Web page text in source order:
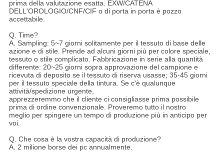
prima della valutazione esatta. EXW/CATENA
DELL'OROLOGIO/CNF/CIF o di porta in porta è pozzo
accettabile.
Q. Time?
A. Sampling: 5~7 giorni solitamente per il tessuto di base delle
azione e di stile. Prende ad alcuni giorni più per colore speciale,
tessuto o stile complicato. Fabbricazione in serie alla quantità
differente: 20~25 giorni sopra approvazione del campione e
ricevuta di deposito se il tessuto di riserva usasse; 35-45 giorni
per il tessuto speciale della tintura. Se c'è qualunque
attività/spedizione urgente,
apprezzeremmo che il cliente ci consigliasse prima possibile
prima di ordine convenzionale. Proveremo tutto il nostro
meglio per spingere un tempo di produzione più in anticipo per
voi.
Q. Che cosa è la vostra capacità di produzione?
A. 2 milione borse dei pc annualmente.